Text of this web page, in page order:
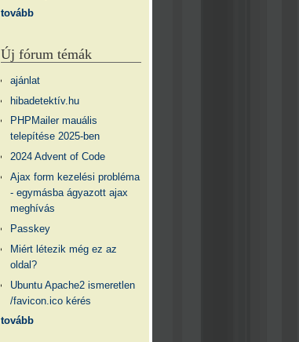
tovább
Új fórum témák
ajánlat
hibadetektív.hu
PHPMailer mauális
telepítése 2025-ben
2024 Advent of Code
Ajax form kezelési probléma
- egymásba ágyazott ajax
meghívás
Passkey
Miért létezik még ez az
oldal?
Ubuntu Apache2 ismeretlen
/favicon.ico kérés
tovább